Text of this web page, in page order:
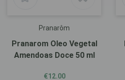
Pranarôm
Pranarom Oleo Vegetal
Amendoas Doce 50 ml
€12.00